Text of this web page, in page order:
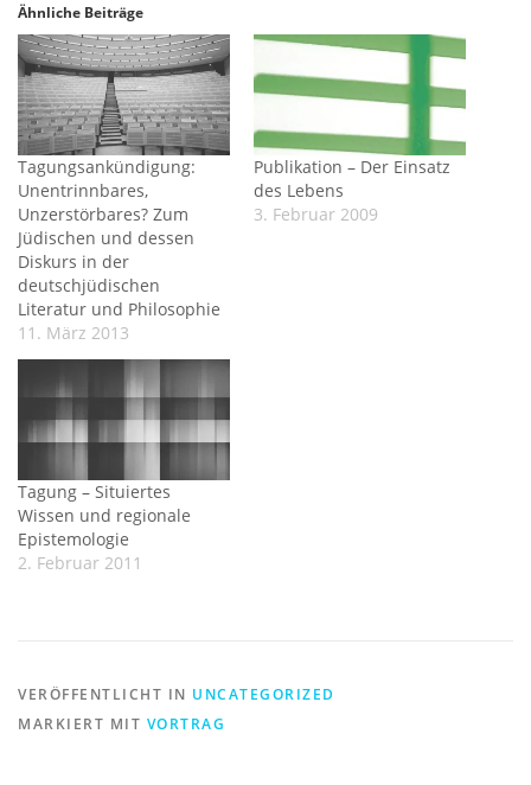
Ähnliche Beiträge
Tagungsankündigung:
Unentrinnbares,
Unzerstörbares? Zum
Jüdischen und dessen
Diskurs in der
deutschjüdischen
Literatur und Philosophie
11. März 2013
Publikation – Der Einsatz
des Lebens
3. Februar 2009
Tagung – Situiertes
Wissen und regionale
Epistemologie
2. Februar 2011
VERÖFFENTLICHT IN UNCATEGORIZED
MARKIERT MIT VORTRAG